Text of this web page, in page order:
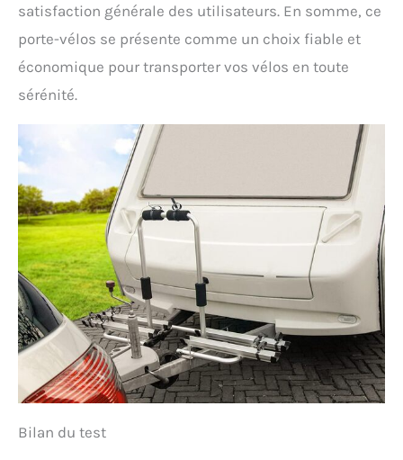
satisfaction générale des utilisateurs. En somme, ce
porte-vélos se présente comme un choix fiable et
économique pour transporter vos vélos en toute
sérénité.
Bilan du test